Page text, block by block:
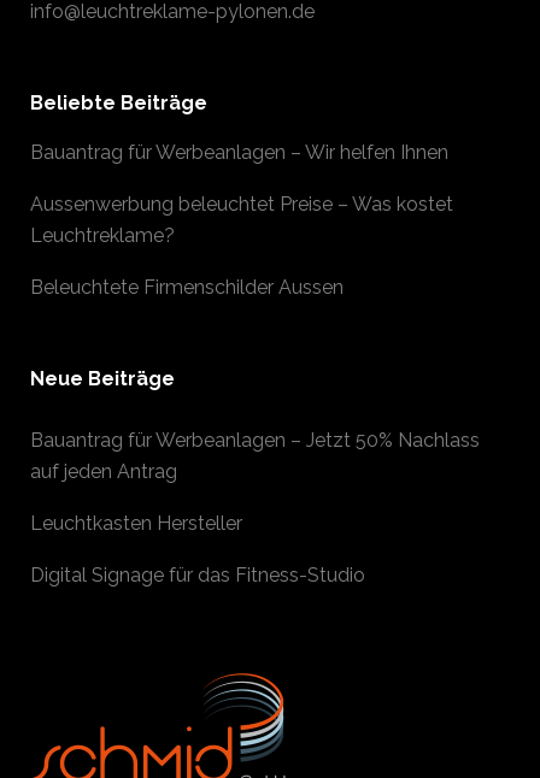
info@leuchtreklame-pylonen.de
Beliebte Beiträge
Bauantrag für Werbeanlagen – Wir helfen Ihnen
Aussenwerbung beleuchtet Preise – Was kostet
Leuchtreklame?
Beleuchtete Firmenschilder Aussen
Neue Beiträge
Bauantrag für Werbeanlagen – Jetzt 50% Nachlass
auf jeden Antrag
Leuchtkasten Hersteller
Digital Signage für das Fitness-Studio